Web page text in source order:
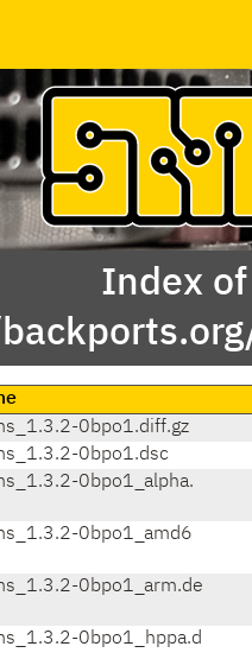
Index of
0bpo1.diff.gz
0bpo1.dsc
0bpo1_alpha.
0bpo1_amd6
0bpo1_arm.de
0bpo1_hppa.d